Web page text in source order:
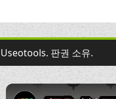
판권 소유.